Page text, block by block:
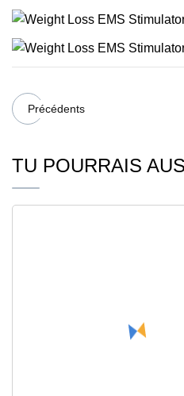
Précédents
TU POURRAIS